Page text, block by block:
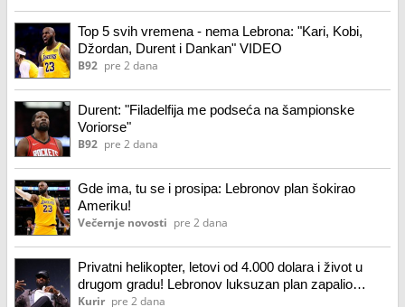
Top 5 svih vremena - nema Lebrona: "Kari, Kobi,
Džordan, Durent i Dankan" VIDEO
B92 pre 2 dana
Durent: "Filadelfija me podseća na šampionske
Voriorse"
B92 pre 2 dana
Gde ima, tu se i prosipa: Lebronov plan šokirao
Ameriku!
Večernje novosti pre 2 dana
Privatni helikopter, letovi od 4.000 dolara i život u
drugom gradu! Lebronov luksuzan plan zapalio
Ameriku!
Kurir pre 2 dana